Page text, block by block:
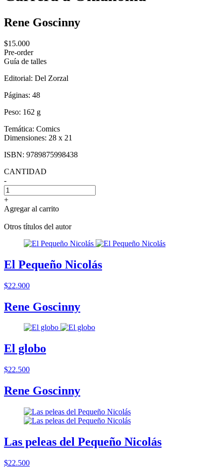
Rene Goscinny
$15.000
Pre-order
Guía de talles
Editorial: Del Zorzal
Páginas: 48
Peso: 162 g
Temática: Comics
Dimensiones: 28 x 21
ISBN: 9789875998438
CANTIDAD
-
+
Agregar al carrito
Otros títulos del autor
El Pequeño Nicolás
$22.900
Rene Goscinny
El globo
$22.500
Rene Goscinny
Las peleas del Pequeño Nicolás
$22.500